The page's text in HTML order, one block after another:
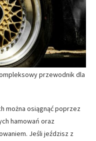
przewodnik dla
można osiągnąć poprzez
hamowań oraz
Jeśli jeździsz z